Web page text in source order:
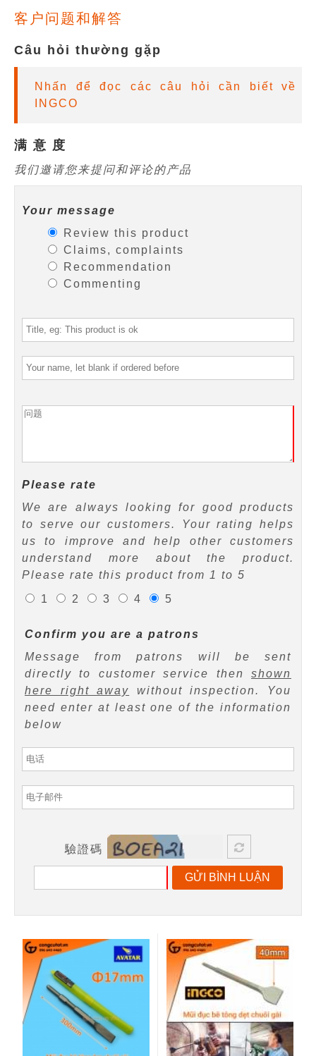
客户问题和解答
Câu hỏi thường gặp
Nhấn để đọc các câu hỏi cần biết về
INGCO
满 意 度
我们邀请您来提问和评论的产品
Your message
Review this product
Claims, complaints
Recommendation
Commenting
Please rate
We are always looking for good products
to serve our customers. Your rating helps
us to improve and help other customers
understand more about the product.
Please rate this product from 1 to 5
1
2 3 4 5
Confirm you are a patrons
Message from patrons will be sent
directly to customer service then shown
here right away without inspection. You
need enter at least one of the information
below
驗證碼
GỬI BÌNH LUẬN